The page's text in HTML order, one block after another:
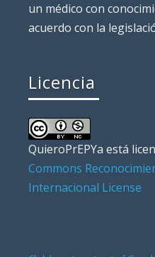
un médico con
acuerdo con la
Licencia
QuieroPrEPYa está
Commons
Internacional License